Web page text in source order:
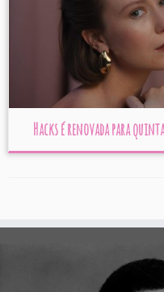
Hacks é renovada para